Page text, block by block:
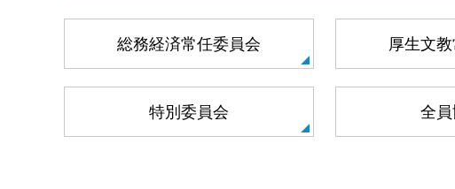
総務経済常任委員会 厚生文
特別委員会 全